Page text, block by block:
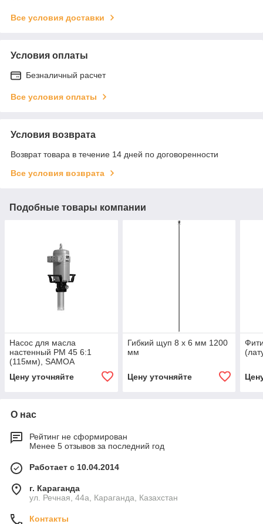
Все условия доставки
Условия оплаты
Безналичный расчет
Все условия оплаты
Условия возврата
Возврат товара в течение 14 дней по договоренности
Все условия возврата
Подобные товары компании
Насос для масла
настенный PM 45 6:1
(115мм), SAMOA
Цену уточняйте
Гибкий щуп 8 х 6 мм 1200
мм
Цену уточняйте
О нас
Рейтинг не сформирован
Менее 5 отзывов за последний год
Работает с 10.04.2014
г. Караганда
ул. Речная, 44а, Караганда, Казахстан
Контакты